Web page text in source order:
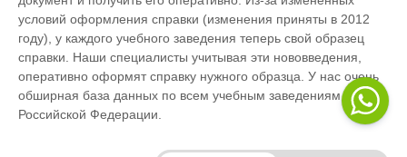
условий оформления справки (изменения приняты в 2012
году), у каждого учебного заведения теперь свой образец
справки. Наши специалисты учитывая эти нововведения,
оперативно оформят справку нужного образца. У нас очень
обширная база данных по всем учебным заведениям
Российской Федерации.